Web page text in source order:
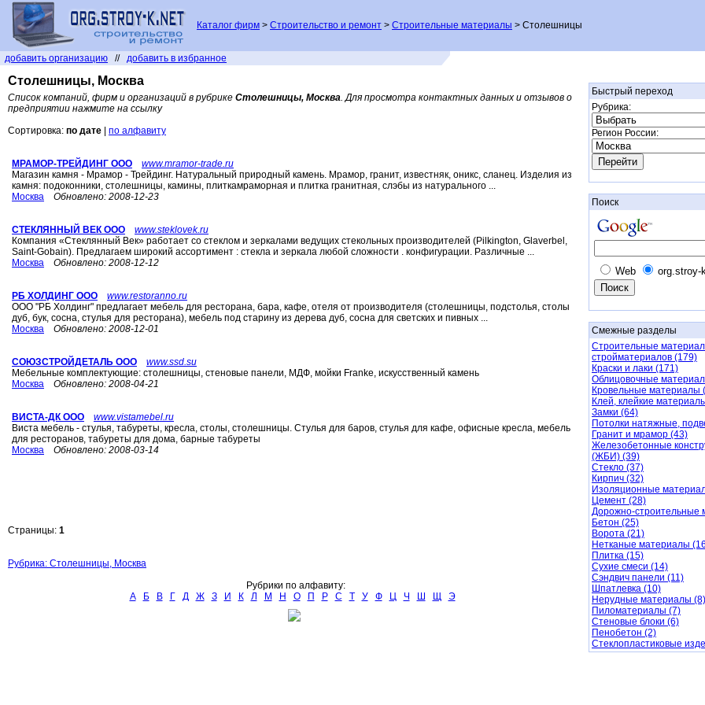
Каталог фирм > Строительство и ремонт > Строительные материалы > Столешницы
добавить организацию // добавить в избранное
Столешницы, Москва
Список компаний, фирм и организаций в рубрике Столешницы, Москва. Для просмотра контактных данных и отзывов о
предприятии нажмите на ссылку
Сортировка: по дате по алфавиту
МРАМОР-ТРЕЙДИНГ ООО
www.mramor-trade.ru
Магазин камня - Мрамор - Трейдинг. Натуральный природный камень. Мрамор, гранит, известняк, оникс, сланец. Изделия из
камня: подоконники, столешницы, камины, плиткамраморная и плитка гранитная, слэбы из натурального ...
Москва
Обновлено: 2008-12-23
СТЕКЛЯННЫЙ ВЕК ООО
www.steklovek.ru
Компания «Стеклянный Век» работает со стеклом и зеркалами ведущих стекольных производителей (Pilkington, Glaverbel,
Saint-Gobain). Предлагаем широкий ассортимент : стекла и зеркала любой сложности . конфигурации. Различные ...
Москва
Обновлено: 2008-12-12
РБ ХОЛДИНГ ООО
www.restoranno.ru
ООО "РБ Холдинг" предлагает мебель для ресторана, бара, кафе, отеля от производителя (столешницы, подстолья, столы
дуб, бук, сосна, стулья для ресторана), мебель под старину из дерева дуб, сосна для светских и пивных ...
Москва
Обновлено: 2008-12-01
СОЮЗСТРОЙДЕТАЛЬ ООО
www.ssd.su
Мебельные комплектующие: столешницы, стеновые панели, МДФ, мойки Franke, искусственный камень
Москва
Обновлено: 2008-04-21
ВИСТА-ДК ООО
www.vistamebel.ru
Виста мебель - стулья, табуреты, кресла, столы, столешницы. Стулья для баров, стулья для кафе, офисные кресла, мебель
для ресторанов, табуреты для дома, барные табуреты
Москва
Обновлено: 2008-03-14
Страницы: 1
Рубрика: Столешницы, Москва
Рубрики по алфавиту:
А
Б В Г Д Ж З И К Л М Н О П Р С Т У Ф Ц Ч Ш Щ Э
Быстрый переход
Рубрика:
Регион России:
Поиск
Web org.stroy-
Смежные разделы
Строительные
стройматериалов (179)
Краски и лаки (171)
Облицовочные
Кровельные материалы
Клей, клейкие
Замки (64)
Потолки натяжные,
Гранит и мрамор (43)
Железобетонные
(ЖБИ) (39)
Стекло (37)
Кирпич (32)
Изоляционные
Цемент (28)
Дорожно-строительные
Бетон (25)
Ворота (21)
Нетканые материалы
Плитка (15)
Сухие смеси (14)
Сэндвич панели (11)
Шпатлевка (10)
Нерудные материалы (8)
Пиломатериалы (7)
Стеновые блоки (6)
Пенобетон (2)
Стеклопластиковые